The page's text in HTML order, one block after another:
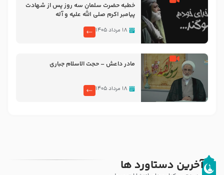
خطبه حضرت سلمان سه روز پس از شهادت
پیامبر اکرم صلی الله علیه و آله
۱۸ مرداد ۱۴۰۵
مادر داعش – حجت الاسلام جباری
۱۸ مرداد ۱۴۰۵
آخرین دستاورد ها